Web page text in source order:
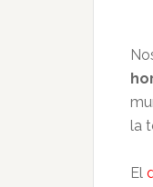
la
El